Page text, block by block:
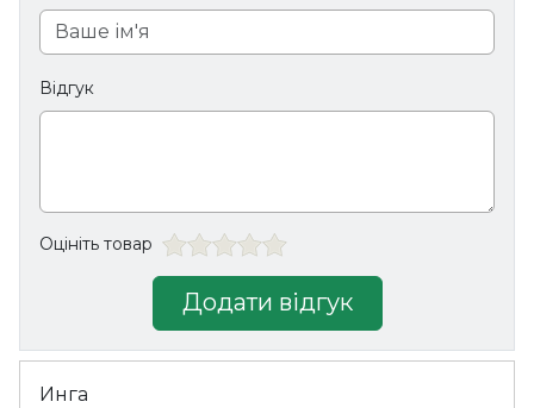
Відгук
Оцініть товар
Додати відгук
Инга